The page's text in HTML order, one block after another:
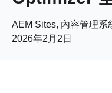
AEM Sites, 內容管理系
2026年2月2日